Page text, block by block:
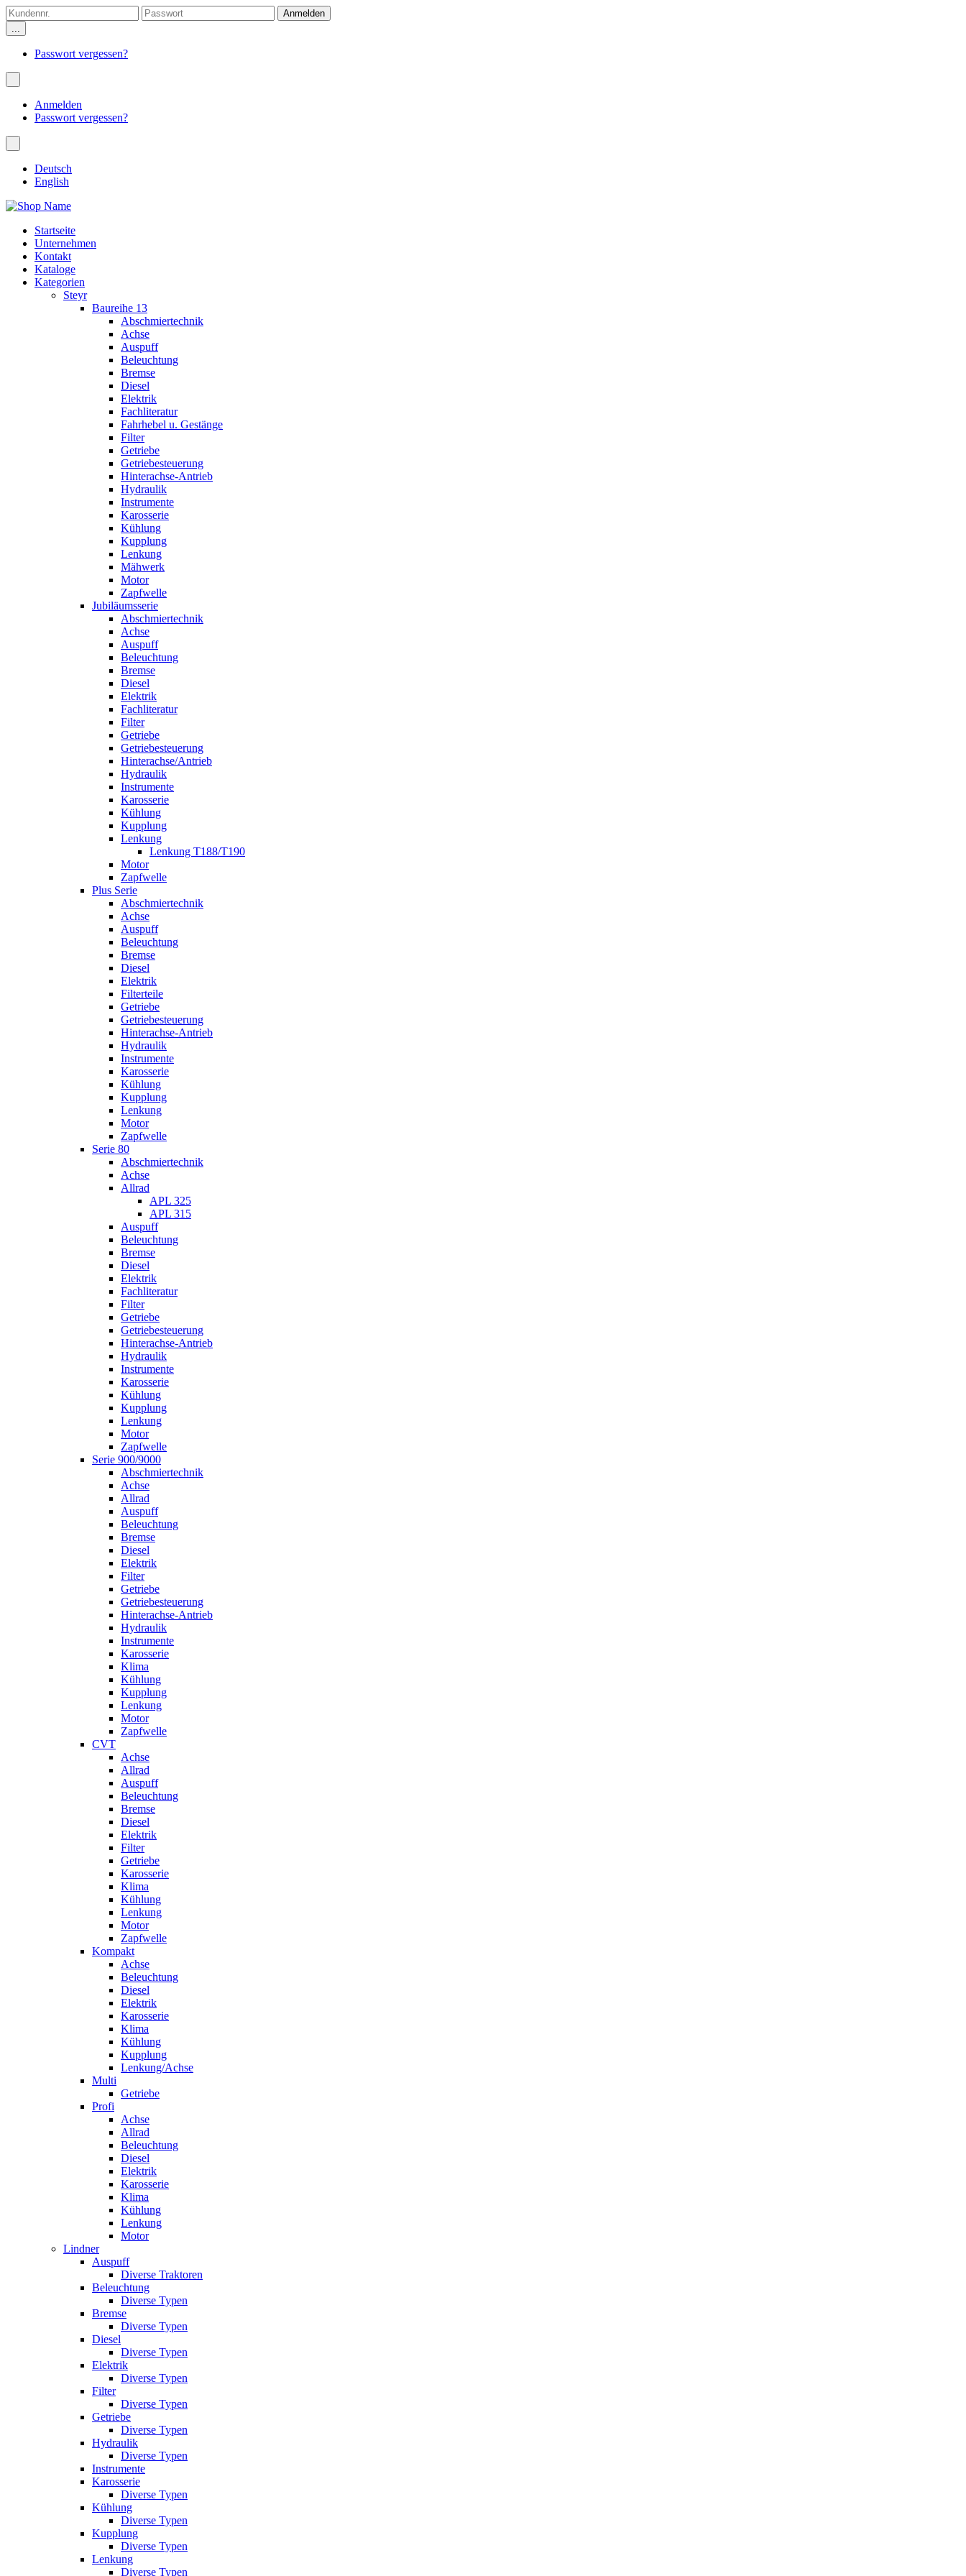
...
Passwort vergessen?
Anmelden
Passwort vergessen?
Deutsch
English
Startseite
Unternehmen
Kontakt
Kataloge
Kategorien
Steyr
Baureihe 13
Abschmiertechnik
Achse
Auspuff
Beleuchtung
Bremse
Diesel
Elektrik
Fachliteratur
Fahrhebel u. Gestänge
Filter
Getriebe
Getriebesteuerung
Hinterachse-Antrieb
Hydraulik
Instrumente
Karosserie
Kühlung
Kupplung
Lenkung
Mähwerk
Motor
Zapfwelle
Jubiläumsserie
Abschmiertechnik
Achse
Auspuff
Beleuchtung
Bremse
Diesel
Elektrik
Fachliteratur
Filter
Getriebe
Getriebesteuerung
Hinterachse/Antrieb
Hydraulik
Instrumente
Karosserie
Kühlung
Kupplung
Lenkung
Lenkung T188/T190
Motor
Zapfwelle
Plus Serie
Abschmiertechnik
Achse
Auspuff
Beleuchtung
Bremse
Diesel
Elektrik
Filterteile
Getriebe
Getriebesteuerung
Hinterachse-Antrieb
Hydraulik
Instrumente
Karosserie
Kühlung
Kupplung
Lenkung
Motor
Zapfwelle
Serie 80
Abschmiertechnik
Achse
Allrad
APL 325
APL 315
Auspuff
Beleuchtung
Bremse
Diesel
Elektrik
Fachliteratur
Filter
Getriebe
Getriebesteuerung
Hinterachse-Antrieb
Hydraulik
Instrumente
Karosserie
Kühlung
Kupplung
Lenkung
Motor
Zapfwelle
Serie 900/9000
Abschmiertechnik
Achse
Allrad
Auspuff
Beleuchtung
Bremse
Diesel
Elektrik
Filter
Getriebe
Getriebesteuerung
Hinterachse-Antrieb
Hydraulik
Instrumente
Karosserie
Klima
Kühlung
Kupplung
Lenkung
Motor
Zapfwelle
CVT
Achse
Allrad
Auspuff
Beleuchtung
Bremse
Diesel
Elektrik
Filter
Getriebe
Karosserie
Klima
Kühlung
Lenkung
Motor
Zapfwelle
Kompakt
Achse
Beleuchtung
Diesel
Elektrik
Karosserie
Klima
Kühlung
Kupplung
Lenkung/Achse
Multi
Getriebe
Profi
Achse
Allrad
Beleuchtung
Diesel
Elektrik
Karosserie
Klima
Kühlung
Lenkung
Motor
Lindner
Auspuff
Diverse Traktoren
Beleuchtung
Diverse Typen
Bremse
Diverse Typen
Diesel
Diverse Typen
Elektrik
Diverse Typen
Filter
Diverse Typen
Getriebe
Diverse Typen
Hydraulik
Diverse Typen
Instrumente
Karosserie
Diverse Typen
Kühlung
Diverse Typen
Kupplung
Diverse Typen
Lenkung
Diverse Typen